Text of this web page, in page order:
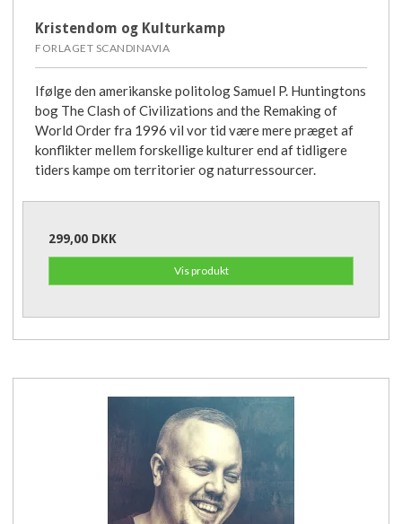
Kristendom og Kulturkamp
FORLAGET SCANDINAVIA
Ifølge den amerikanske politolog Samuel P. Huntingtons
bog The Clash of Civilizations and the Remaking of
World Order fra 1996 vil vor tid være mere præget af
konflikter mellem forskellige kulturer end af tidligere
tiders kampe om territorier og naturressourcer.
299,00 DKK
Vis produkt